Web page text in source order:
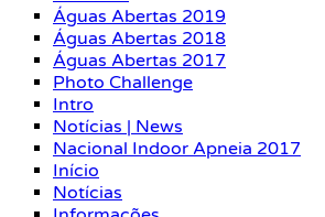
Águas Abertas 2019
Águas Abertas 2018
Águas Abertas 2017
Photo Challenge
Intro
Notícias | News
Nacional Indoor Apneia 2017
Início
Notícias